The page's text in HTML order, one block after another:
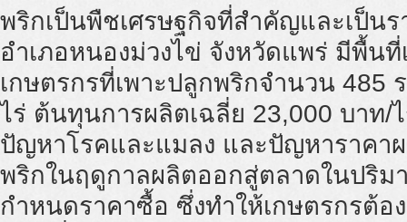
พริกเป็นพืชเศรษฐกิจที่สำคัญและเป็น
อำเภอหนองม่วงไข่ จังหวัดแพร่ มีพื้น
เกษตรกรที่เพาะปลูกพริกจำนวน 485
ไร่ ต้นทุนการผลิตเฉลี่ย 23,000 บาท/
ปัญหาโรคและแมลง และปัญหาราคา
พริกในฤดูกาลผลิตออกสู่ตลาดในปริ
กำหนดราคาซื้อ ซึ่งทำให้เกษตรกรต้อ